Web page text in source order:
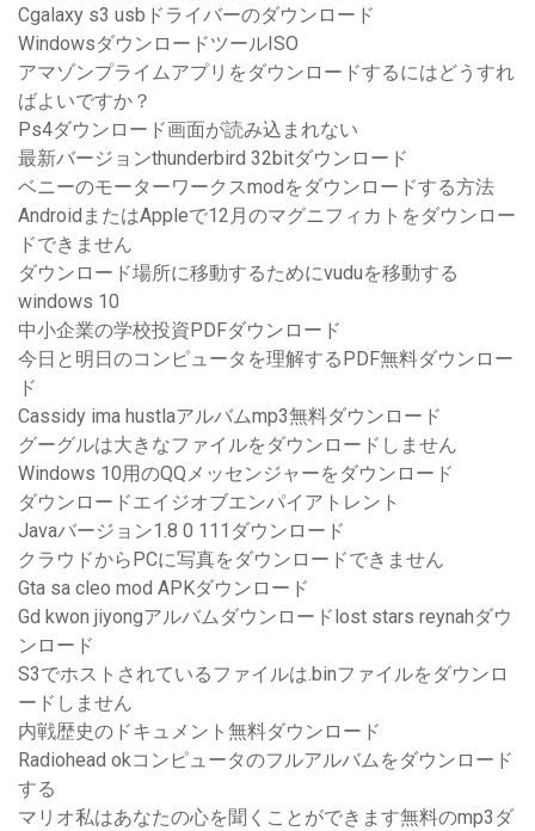
Cgalaxy s3 usbドライバーのダウンロード
WindowsダウンロードツールISO
アマゾンプライムアプリをダウンロードするにはどうすれ
ばよいですか？
Ps4ダウンロード画面が読み込まれない
最新バージョンthunderbird 32bitダウンロード
ベニーのモーターワークスmodをダウンロードする方法
AndroidまたはAppleで12月のマグニフィカトをダウンロー
ドできません
ダウンロード場所に移動するためにvuduを移動する
windows 10
中小企業の学校投資PDFダウンロード
今日と明日のコンピュータを理解するPDF無料ダウンロー
ド
Cassidy ima hustlaアルバムmp3無料ダウンロード
グーグルは大きなファイルをダウンロードしません
Windows 10用のQQメッセンジャーをダウンロード
ダウンロードエイジオブエンパイアトレント
Javaバージョン1.8 0 111ダウンロード
クラウドからPCに写真をダウンロードできません
Gta sa cleo mod APKダウンロード
Gd kwon jiyongアルバムダウンロードlost stars reynahダウ
ンロード
S3でホストされているファイルは.binファイルをダウンロ
ードしません
内戦歴史のドキュメント無料ダウンロード
Radiohead okコンピュータのフルアルバムをダウンロード
する
マリオ私はあなたの心を聞くことができます無料のmp3ダ